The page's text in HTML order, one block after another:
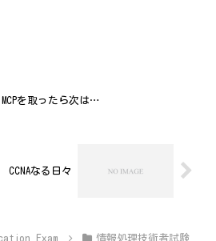
MCPを取ったら次は…
CCNAなる日々
Exam 情報処理技術者試験